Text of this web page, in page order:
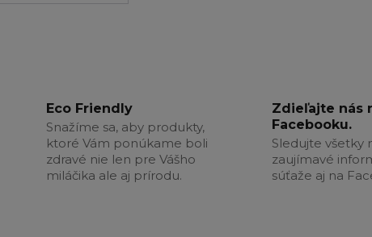
Eco Friendly
Snažíme sa, aby produkty,
ktoré Vám ponúkame boli
zdravé nie len pre Vášho
miláčika ale aj prírodu.
Zdieľajte nás
Facebooku.
Sledujte všetky
zaujímavé
súťaže aj na